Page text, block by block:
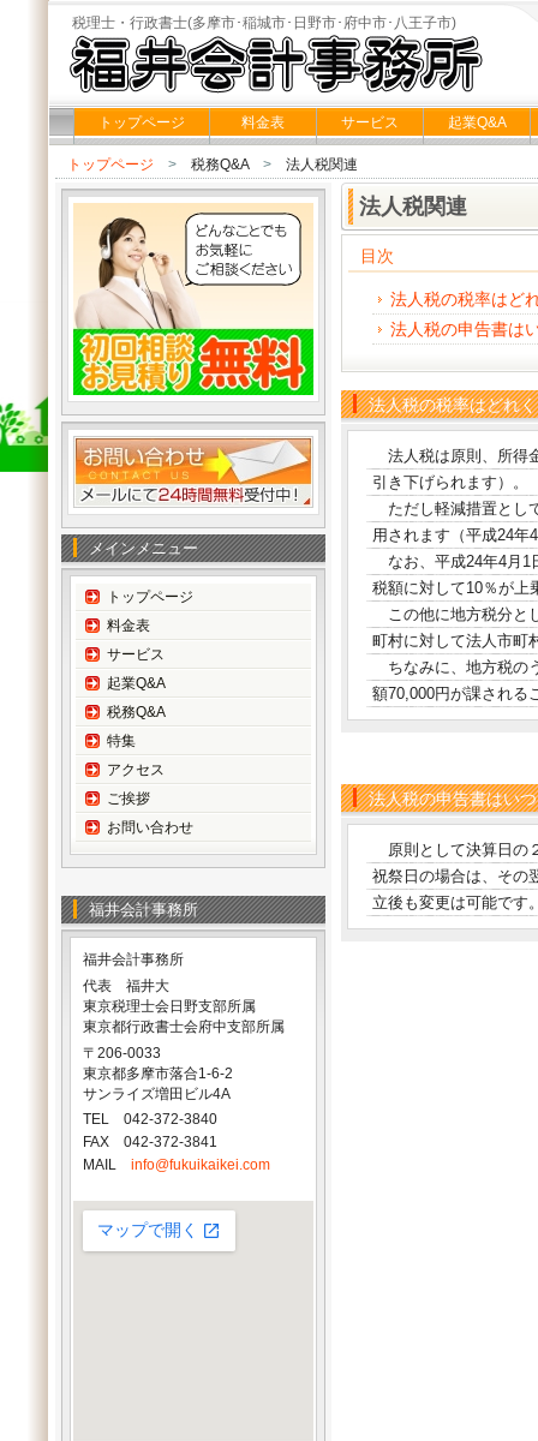
税理士・行政書士(多摩市･稲城市･日野市･府中市･八王子市)
トップページ 料金表 サービス 起業Q&A
トップページ > 税務Q&A> 法人税関連
法人税関連
目次
法人税の税率はど
法人税の申告書は
法人税の税率はどれ
法人税は原則、所得
引き下げられます）。
ただし軽減措置とし
用されます（平成24年
なお、平成24年4月1
税額に対して10％が上
この他に地方税分と
町村に対して法人市町
ちなみに、地方税の
額70,000円が課される
法人税の申告書はい
原則として決算日の
祝祭日の場合は、その
立後も変更は可能です
メインメニュー
トップページ
料金表
サービス
起業Q&A
税務Q&A
特集
アクセス
ご挨拶
お問い合わせ
福井会計事務所
福井会計事務所
代表 福井大
東京税理士会日野支部所属
東京都行政書士会府中支部所属
〒206-0033
東京都多摩市落合1-6-2
サンライズ増田ビル4A
TEL 042-372-3840
FAX 042-372-3841
MAIL info@fukuikaikei.com